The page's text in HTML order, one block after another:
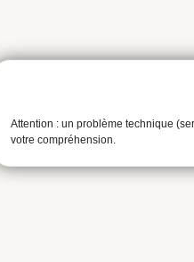
Attention : un problème technique
votre compréhension.